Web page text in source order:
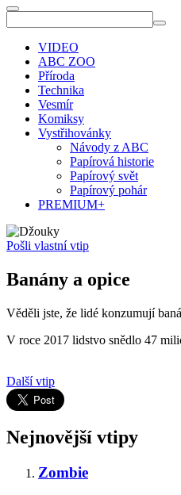
VIDEO
ABC ZOO
Příroda
Technika
Vesmír
Komiksy
Vystřihovánky
Návody z ABC
Papírová historie
Papírový svět
Papírový pohár
PREMIUM+
Pošli vlastní vtip
Banány a opice
Věděli jste, že lidé konzumují
V roce 2017 lidstvo snědlo 47
Další vtip
Nejnovější vtipy
Zombie